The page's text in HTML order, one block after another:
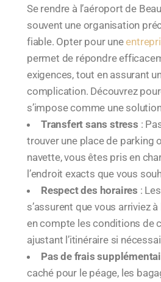
Se rendre à l’aéroport de
souvent une organisation
fiable. Opter pour une
permet de répondre
exigences, tout en assurant
complication. Découvrez
s’impose comme une
Transfert sans stress :
trouver une place de parking
navette, vous êtes pris en
l’endroit exacts que vous
Respect des horaires :
s’assurent que vous arriviez à
en compte les conditions de
ajustant l’itinéraire si
Pas de frais
caché pour le péage, les